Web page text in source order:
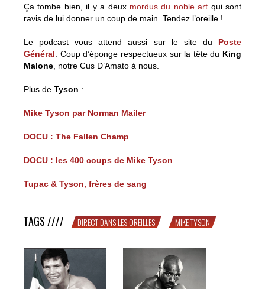
Ça tombe bien, il y a deux mordus du noble art qui sont
ravis de lui donner un coup de main. Tendez l’oreille !
Le podcast vous attend aussi sur le site du Poste
Général . Coup d’éponge respectueux sur la tête du King
Malone , notre Cus D’Amato à nous.
Plus de Tyson :
Mike Tyson par Norman Mailer
DOCU : The Fallen Champ
DOCU : les 400 coups de Mike Tyson
Tupac & Tyson, frères de sang
TAGS //// DIRECT DANS LES OREILLES MIKE TYSON